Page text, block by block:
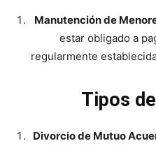
Manutención de
estar obligado a
regularmente
Tipos
Divorcio de Mutuo